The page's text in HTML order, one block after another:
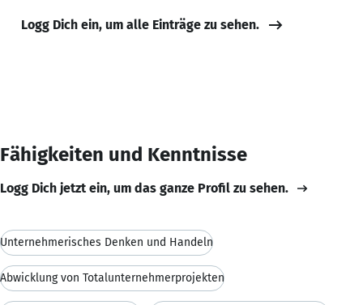
Logg Dich ein, um alle Einträge zu sehen.
Fähigkeiten und Kenntnisse
Logg Dich jetzt ein, um das ganze Profil zu sehen.
Unternehmerisches Denken und Handeln
Abwicklung von Totalunternehmerprojekten